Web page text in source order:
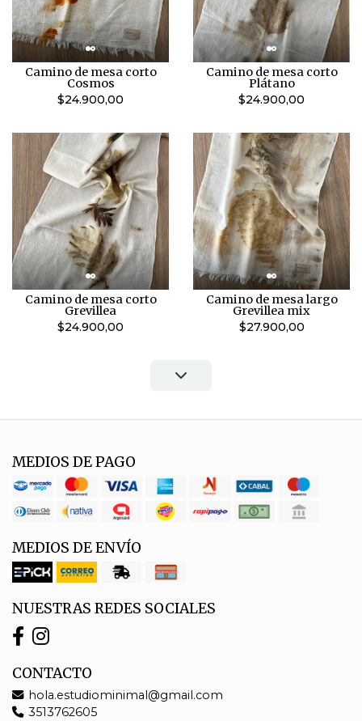
Camino de mesa corto
Cosmos
$24.900,00
Camino de mesa corto
Plátano
$24.900,00
Camino de mesa corto
Grevillea
$24.900,00
Camino de mesa largo
Grevillea mix
$27.900,00
MEDIOS DE PAGO
MEDIOS DE ENVÍO
NUESTRAS REDES SOCIALES
CONTACTO
hola.estudiominimal@gmail.com
3513762605